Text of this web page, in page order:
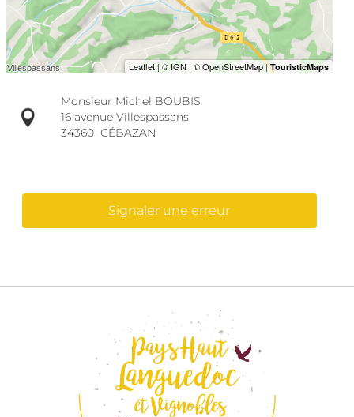
Monsieur Michel BOUBIS
16 avenue Villespassans
34360 CÉBAZAN
Signaler une erreur